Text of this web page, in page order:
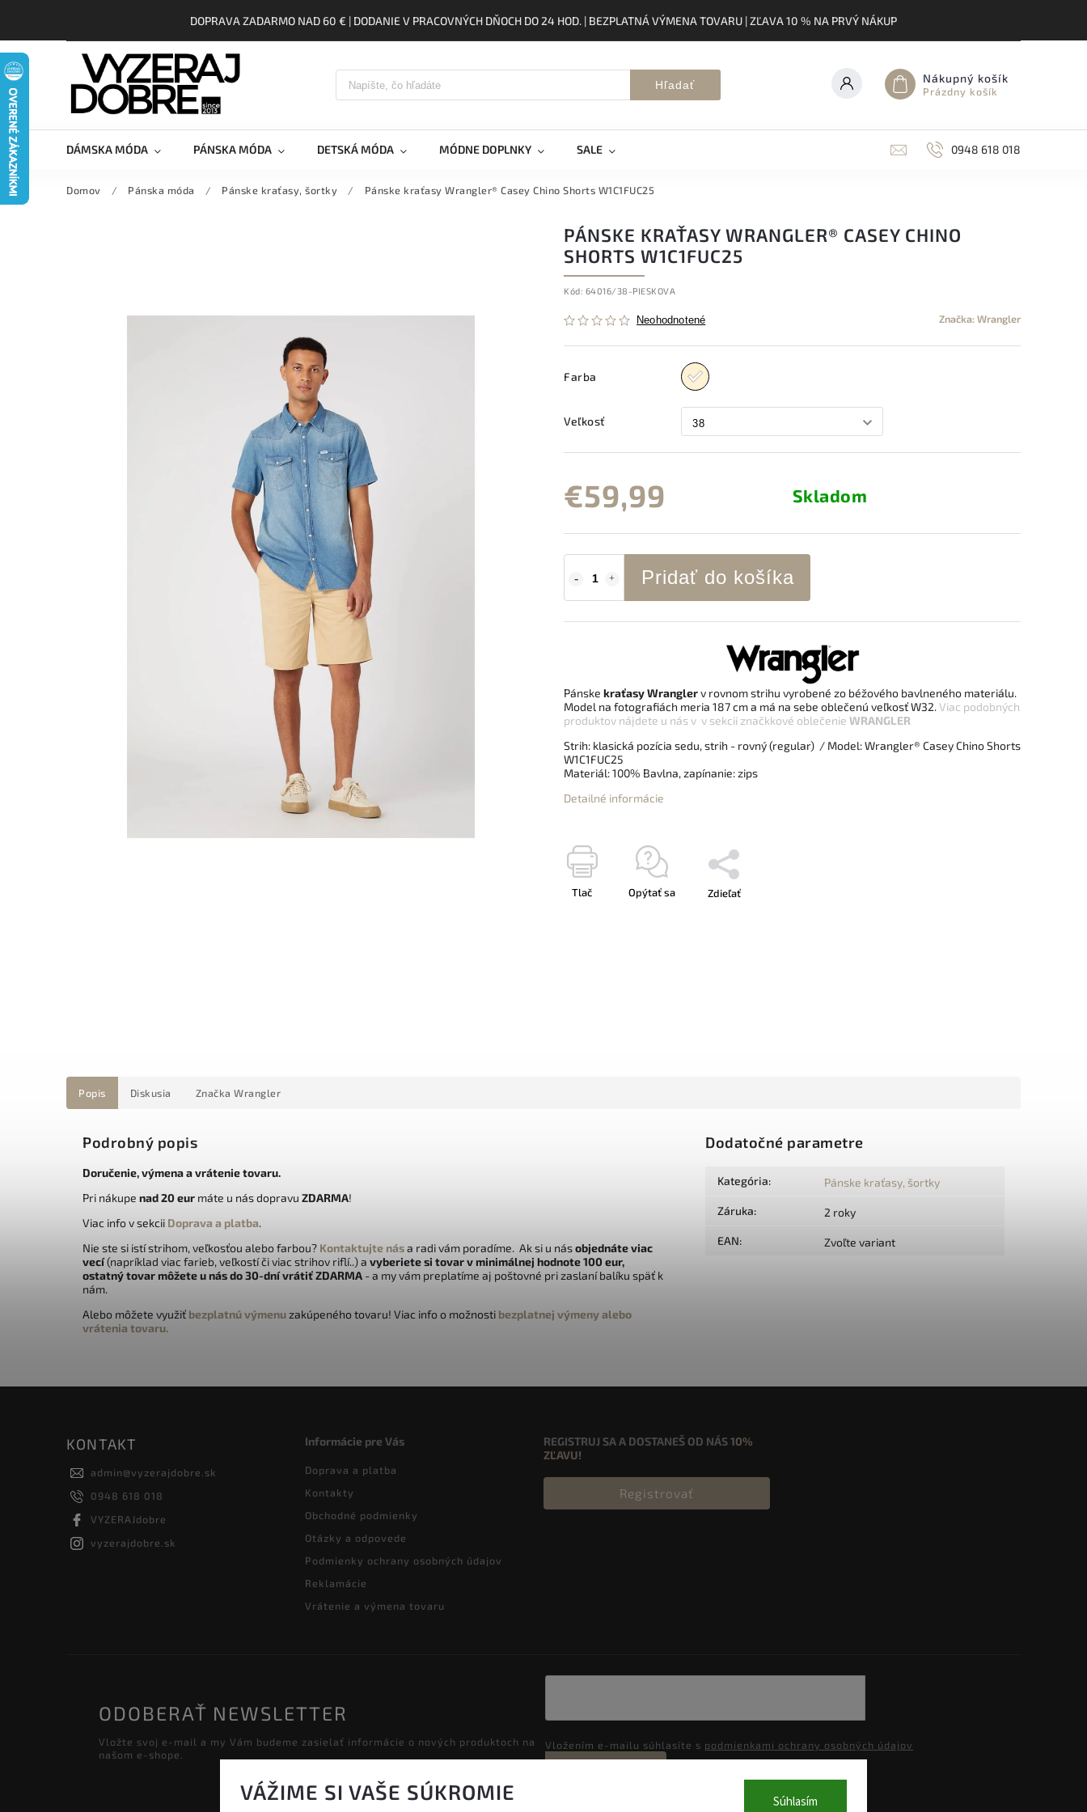
VÁŽIME SI VAŠE SÚKROMIE Súhlasím
DOPRAVA ZADARMO NAD 60 € | DODANIE V PRACOVNÝCH DŇOCH DO 24 HOD. | BEZPLATNÁ VÝMENA TOVARU | ZĽAVA 10 % NA PRVÝ NÁKUP
Hľadať Nákupný košík
Prázdny košík
DÁMSKA MÓDA PÁNSKA MÓDA DETSKÁ MÓDA MÓDNE DOPLNKY SALE 0948 618 018
Domov / Pánska móda / Pánske kraťasy, šortky / Pánske kraťasy Wrangler® Casey Chino Shorts W1C1FUC25
PÁNSKE KRAŤASY WRANGLER® CASEY CHINO
SHORTS W1C1FUC25
Kód: 64016/38-PIESKOVA
Neohodnotené Značka:Wrangler
Farba
Veľkosť
€59,99 Skladom
Pridať do košíka
Pánske kraťasy Wranglerv rovnom strihu vyrobené zo béžového bavlneného materiálu.
Model na fotografiách meria 187 cm a má na sebe oblečenú veľkosť W32.Viac podobných
produktov nájdete u nás v v sekcii značkkové oblečenie WRANGLER
Strih: klasická pozícia sedu, strih - rovný (regular) / Model: Wrangler® Casey Chino Shorts
W1C1FUC25
Materiál: 100% Bavlna, zapínanie: zips
Detailné informácie
Tlač Opýtať sa Zdieľať
Popis Diskusia Značka Wrangler
Podrobný popis
Doručenie, výmena a vrátenie tovaru.
Pri nákupe nad 20 eur máte u nás dopravu ZDARMA!
Viac info v sekcii Doprava a platba.
Nie ste si istí strihom, veľkosťou alebo farbou? Kontaktujte nása radi vám poradíme. Ak si u násobjednáte viac
vecí(napríklad viac farieb, veľkostí či viac strihov riflí..) a vyberiete si tovar v minimálnej hodnote 100 eur,
ostatný tovar môžete u nás do 30-dní vrátiťZDARMA - a my vám preplatíme aj poštovné pri zaslaní balíku späť k
nám.
Alebo môžete využiť bezplatnú výmenuzakúpeného tovaru! Viac info o možnosti bezplatnej výmeny alebo
vrátenia tovaru.
Dodatočné parametre
Kategória: Pánske kraťasy, šortky
Záruka: 2 roky
EAN: Zvoľte variant
KONTAKT
admin@vyzerajdobre.sk
0948 618 018
VYZERAJdobre
vyzerajdobre.sk
Informácie pre Vás
Doprava a platba
Kontakty
Obchodné podmienky
Otázky a odpovede
Podmienky ochrany osobných údajov
Reklamácie
Vrátenie a výmena tovaru
REGISTRUJ SA A DOSTANEŠ OD NÁS10%
ZĽAVU!
Registrovať
ODOBERAŤ NEWSLETTER
Vložte svoj e-mail a my Vám budeme zasielať informácie o nových produktoch na
našom e-shope.
Vložením e-mailu súhlasíte s podmienkami ochrany osobných údajov